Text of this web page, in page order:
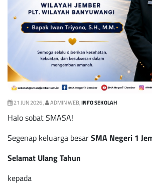
21 JUN 2026 , ADMIN WEB,INFO SEKOLAH
Halo sobat SMASA!
Segenap keluarga besarSMA Negeri 1
Selamat Ulang Tahun
kepada